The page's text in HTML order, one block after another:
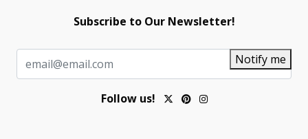
Subscribe to Our Newsletter!
Notify me
Follow us!